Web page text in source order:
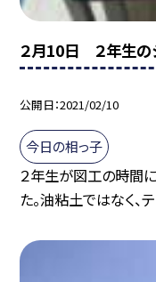
２月10日 ２年生の
公開日 2021/02/10
今日の相っ子
２年生が図工の時間
た。油粘土ではなく、